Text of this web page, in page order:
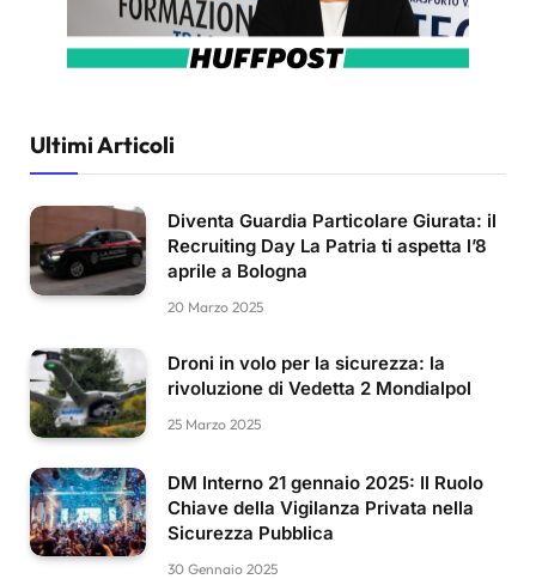
Ultimi Articoli
Diventa Guardia Particolare Giurata: il
Recruiting Day La Patria ti aspetta l’8
aprile a Bologna
20 Marzo 2025
Droni in volo per la sicurezza: la
rivoluzione di Vedetta 2 Mondialpol
25 Marzo 2025
DM Interno 21 gennaio 2025: Il Ruolo
Chiave della Vigilanza Privata nella
Sicurezza Pubblica
30 Gennaio 2025